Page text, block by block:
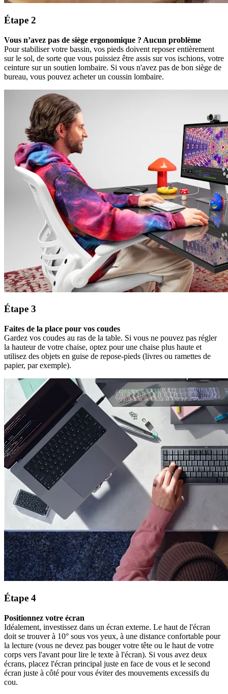
Étape 2
Vous n’avez pas de siège ergonomique ? Aucun problème
Pour stabiliser votre bassin, vos pieds doivent reposer entièrement
sur le sol, de sorte que vous puissiez être assis sur vos ischions, votre
ceinture sur un soutien lombaire. Si vous n'avez pas de bon siège de
bureau, vous pouvez acheter un coussin lombaire.
Étape 3
Faites de la place pour vos coudes
Gardez vos coudes au ras de la table. Si vous ne pouvez pas régler
la hauteur de votre chaise, optez pour une chaise plus haute et
utilisez des objets en guise de repose-pieds (livres ou ramettes de
papier, par exemple).
Étape 4
Positionnez votre écran
Idéalement, investissez dans un écran externe. Le haut de l'écran
doit se trouver à 10° sous vos yeux, à une distance confortable pour
la lecture (vous ne devez pas bouger votre tête ou le haut de votre
corps vers l'avant pour lire le texte à l'écran). Si vous avez deux
écrans, placez l'écran principal juste en face de vous et le second
écran juste à côté pour vous éviter des mouvements excessifs du
cou.